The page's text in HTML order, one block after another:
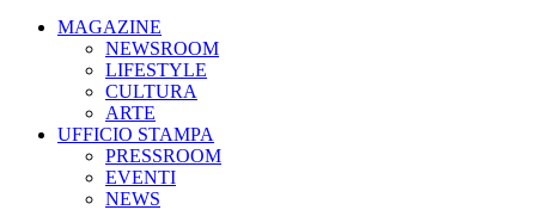
MAGAZINE
NEWSROOM
LIFESTYLE
CULTURA
ARTE
UFFICIO STAMPA
PRESSROOM
EVENTI
NEWS